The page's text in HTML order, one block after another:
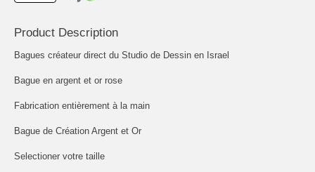
Product Description
Bagues créateur direct du Studio de Dessin en Israel
Bague en argent et or rose
Fabrication entièrement à la main
Bague de Création Argent et Or
Selectioner votre taille